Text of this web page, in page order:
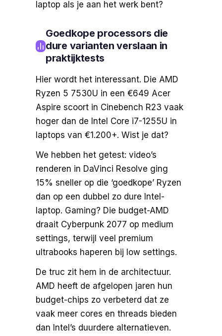
laptop als je aan het werk bent?
Goedkope processors die
dure varianten verslaan in
praktijktests
Hier wordt het interessant. Die AMD
Ryzen 5 7530U in een €649 Acer
Aspire scoort in Cinebench R23 vaak
hoger dan de Intel Core i7-1255U in
laptops van €1.200+. Wist je dat?
We hebben het getest: video’s
renderen in DaVinci Resolve ging
15% sneller op die ‘goedkope’ Ryzen
dan op een dubbel zo dure Intel-
laptop. Gaming? Die budget-AMD
draait Cyberpunk 2077 op medium
settings, terwijl veel premium
ultrabooks haperen bij low settings.
De truc zit hem in de architectuur.
AMD heeft de afgelopen jaren hun
budget-chips zo verbeterd dat ze
vaak meer cores en threads bieden
dan Intel’s duurdere alternatieven.